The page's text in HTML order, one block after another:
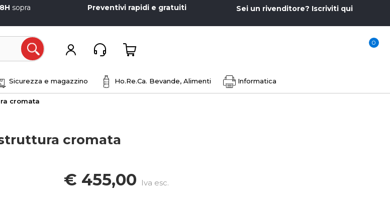
sopra
Preventivi rapidi e gratuiti Sei un rivenditore? Iscriviti qui
0
Sicurezza e magazzino Ho.Re.Ca. Bevande, Alimenti
Informatica
cromata
cromata
€ 455,00 Iva esc.